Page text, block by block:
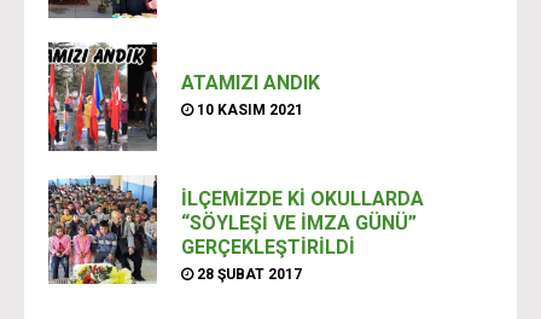
ATAMIZI ANDIK
10 KASIM 2021
İLÇEMİZDE Kİ OKULLARDA
“SÖYLEŞİ VE İMZA GÜNÜ”
GERÇEKLEŞTİRİLDİ
28 ŞUBAT 2017